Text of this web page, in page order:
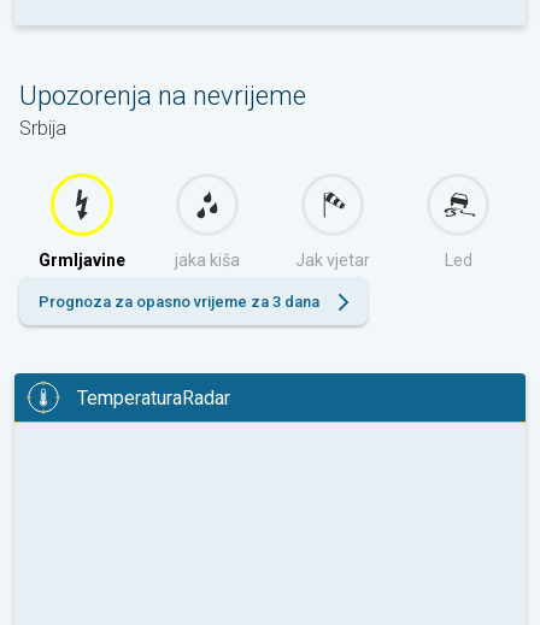
Upozorenja na nevrijeme
Srbija
Grmljavine jaka kiša Jak vjetar Led
Prognoza za opasno vrijeme za 3 dana
TemperaturaRadar